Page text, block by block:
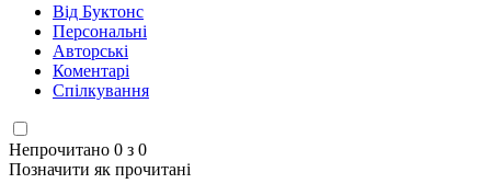
Від Буктонс
Персональні
Авторські
Коментарі
Спілкування
Непрочитано 0 з 0
Позначити як прочитані